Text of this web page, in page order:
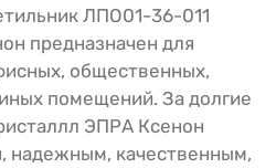
ЛПО01-36-011
предназначен для
общественных,
помещений. За долгие
ЭПРА Ксенон
надежным, качественным,